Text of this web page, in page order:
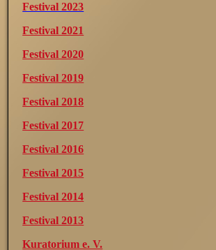
Festival 2023
Festival 2021
Festival 2020
Festival 2019
Festival 2018
Festival 2017
Festival 2016
Festival 2015
Festival 2014
Festival 2013
Kuratorium e. V.